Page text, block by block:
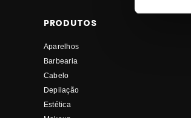
PRODUTOS
Aparelhos
Barbearia
Cabelo
Depilação
Estética